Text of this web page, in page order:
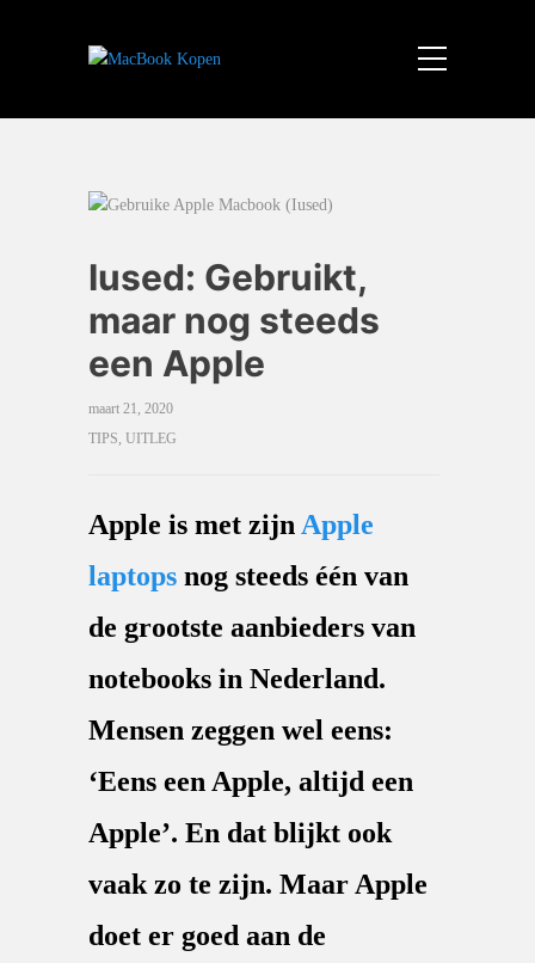
Iused: Gebruikt,
maar nog steeds
een Apple
maart 21, 2020
TIPS, UITLEG
Apple is met zijn Apple
laptops nog steeds één van
de grootste aanbieders van
notebooks in Nederland.
Mensen zeggen wel eens:
‘Eens een Apple, altijd een
Apple’. En dat blijkt ook
vaak zo te zijn. Maar Apple
doet er goed aan de